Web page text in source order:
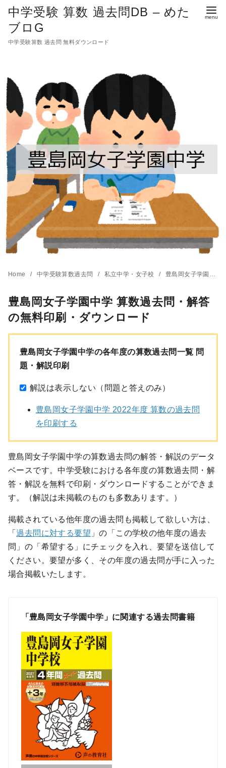
テ
ン
ツ
へ
移
動
中学受験 算数 過去問DB – めた
ブロG
中学受験算数 過去問 無料ダウンロード
Home 中学受験算数過去問 私立中学・女子校 豊島岡女子学園中学
豊島岡女子学園中学 算数過去問・解答
の無料印刷・ダウンロード
豊島岡女子学園中学の各年度の算数過去問一覧 問
題・解説印刷
解説は表示しない（問題と答えのみ）
豊島岡女子学園中学 2022年度 算数の過去問
を印刷する
豊島岡女子学園中学の算数過去問の解答・解説のデータ
ベースです。中学受験における各年度の算数過去問・解
答・解説を無料で印刷・ダウンロードすることができま
す。（解説は未掲載のものも多数あります。）
掲載されている他年度の過去問も掲載して欲しい方は、
「過去問に対する要望 」の「この学校の他年度の過去
問」の「希望する」にチェックを入れ、要望を送信して
ください。要望が多く、その年度の過去問が手に入った
場合掲載いたします。
「豊島岡女子学園中学」に関連する過去問書籍